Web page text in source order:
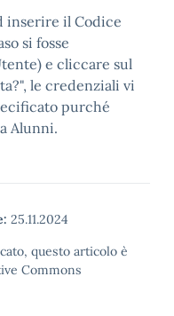
inserire il Codice
si fosse
e cliccare sul
le credenziali vi
purché
Alunni.
25.11.2024
questo articolo è
Commons